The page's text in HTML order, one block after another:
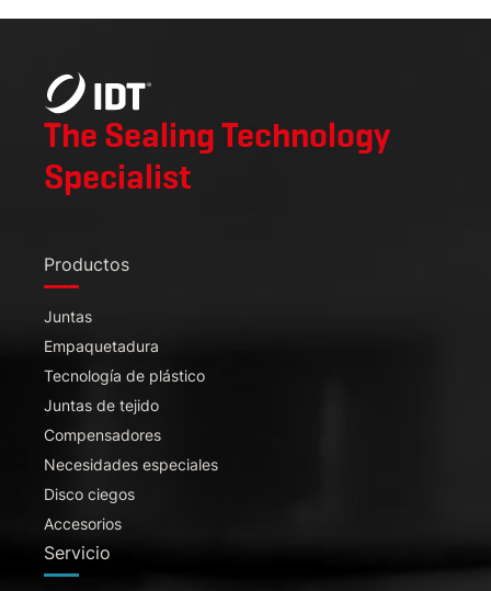
The Sealing Technology
Specialist
Productos
Juntas
Empaquetadura
Tecnología de plástico
Juntas de tejido
Compensadores
Necesidades especiales
Disco ciegos
Accesorios
Servicio